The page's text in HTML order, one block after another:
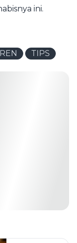
ini.
TIPS